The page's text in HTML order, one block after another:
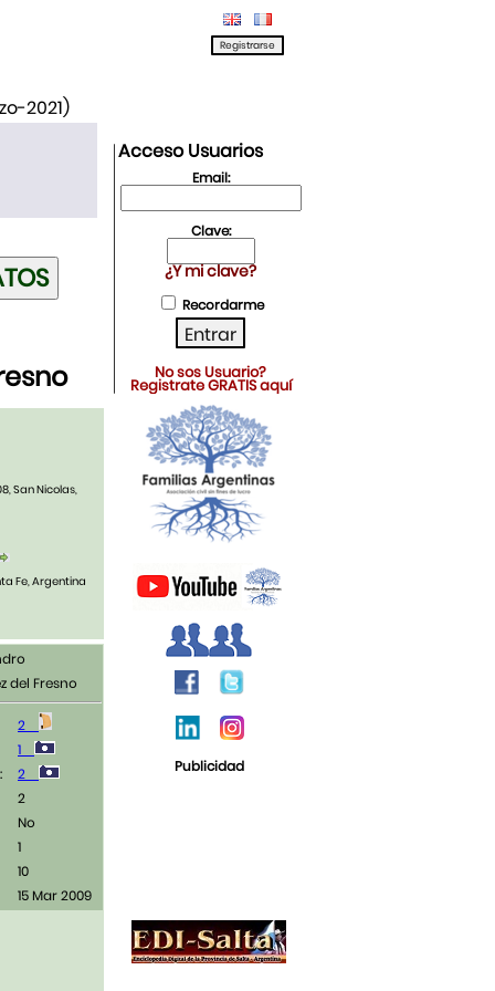
2021)
San Nicolas,
Fe, Argentina
del Fresno
2
1
2
2
No
1
10
15 Mar 2009
Acceso Usuarios
Email:
Clave:
¿Y mi clave?
Recordarme
No sos Usuario?
Registrate GRATIS aquí
Publicidad